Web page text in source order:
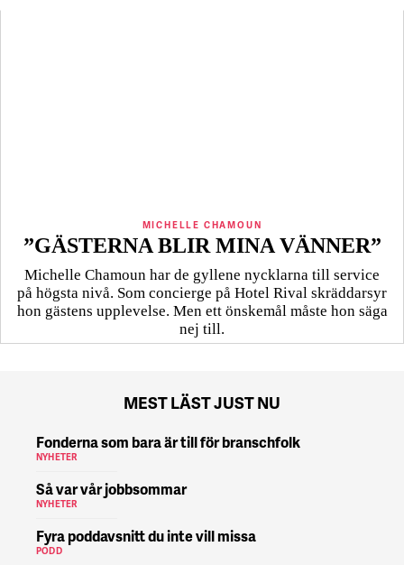
MICHELLE CHAMOUN
”GÄSTERNA BLIR MINA VÄNNER”
Michelle Chamoun har de gyllene nycklarna till service
på högsta nivå. Som concierge på Hotel Rival skräddarsyr
hon gästens upp­levelse. Men ett önskemål måste hon säga
nej till.
MEST LÄST JUST NU
Fonderna som bara är till för branschfolk
NYHETER
Så var vår jobbsommar
NYHETER
Fyra poddavsnitt du inte vill missa
PODD